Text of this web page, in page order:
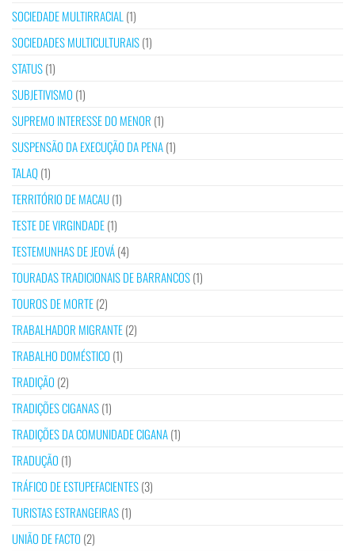
SOCIEDADE MULTIRRACIAL (1)
SOCIEDADES MULTICULTURAIS(1)
STATUS(1)
SUBJETIVISMO (1)
SUPREMO INTERESSE DO MENOR (1)
SUSPENSÃO DA EXECUÇÃO DA PENA(1)
TALAQ(1)
TERRITÓRIO DE MACAU(1)
TESTE DE VIRGINDADE(1)
TESTEMUNHAS DE JEOVÁ(4)
TOURADAS TRADICIONAIS DE BARRANCOS(1)
TOUROS DE MORTE(2)
TRABALHADOR MIGRANTE(2)
TRABALHO DOMÉSTICO (1)
TRADIÇÃO (2)
TRADIÇÕES CIGANAS(1)
TRADIÇÕES DA COMUNIDADE CIGANA(1)
TRADUÇÃO (1)
TRÁFICO DE ESTUPEFACIENTES(3)
TURISTAS ESTRANGEIRAS(1)
UNIÃO DE FACTO (2)